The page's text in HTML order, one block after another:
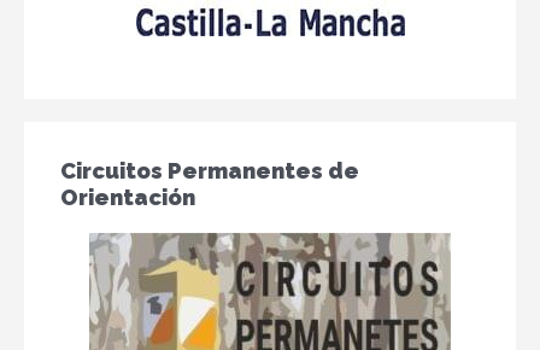
Circuitos Permanentes de
Orientación